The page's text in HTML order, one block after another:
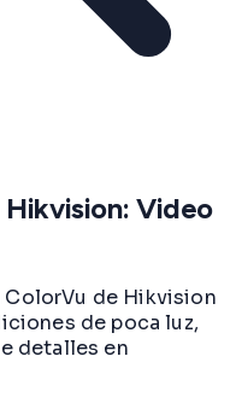
Video
de Hikvision
de poca luz,
detalles en